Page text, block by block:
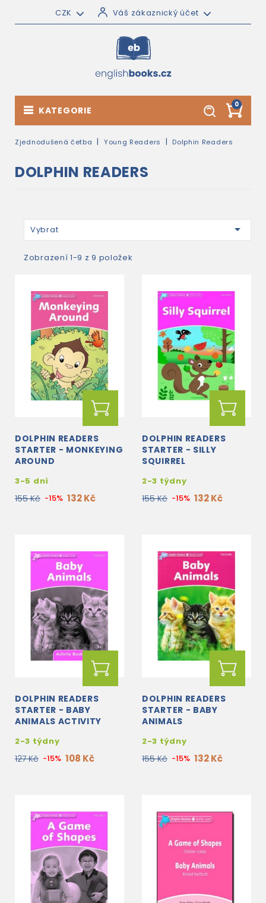
CZK Váš zákaznický účet
0
KATEGORIE
Zjednodušená četba Young Readers Dolphin Readers
DOLPHIN READERS
Vybrat 
Zobrazení 1-9 z 9 položek
DOLPHIN READERS
STARTER - MONKEYING
AROUND
3-5 dní
155 Kč -15% 132 Kč
DOLPHIN READERS
STARTER - SILLY
SQUIRREL
2-3 týdny
155 Kč -15% 132 Kč
DOLPHIN READERS
STARTER - BABY
ANIMALS ACTIVITY
2-3 týdny
127 Kč -15% 108 Kč
DOLPHIN READERS
STARTER - BABY
ANIMALS
2-3 týdny
155 Kč -15% 132 Kč